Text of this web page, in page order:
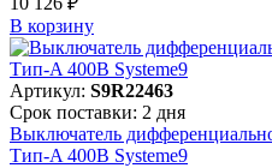
В корзинy
Артикул: S9R22463
Срок поставки: 2 дня
Выключатель
Тип-A 400В Systeme9